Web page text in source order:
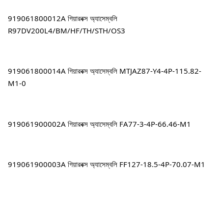
919061800012A গিয়ারবক্স অ্যাসেম্বলি
R97DV200L4/BM/HF/TH/STH/OS3
919061800014A গিয়ারবক্স অ্যাসেম্বলি MTJAZ87-Y4-4P-115.82-
M1-0
919061900002A গিয়ারবক্স অ্যাসেম্বলি FA77-3-4P-66.46-M1
919061900003A গিয়ারবক্স অ্যাসেম্বলি FF127-18.5-4P-70.07-M1